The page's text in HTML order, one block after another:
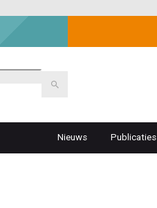
Top
navigation
Nieuws Publicaties